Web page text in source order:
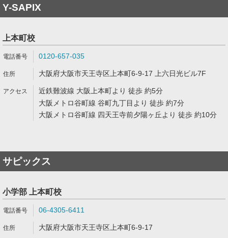
Y-SAPIX
上本町校
0120-657-035
大阪府大阪市天王寺区上本町6-9-17 上六日光ビル7F
近鉄難波線 大阪上本町より 徒歩 約5分
大阪メトロ谷町線 谷町九丁目より 徒歩 約7分
大阪メトロ谷町線 四天王寺前夕陽ヶ丘より 徒歩 約10分
サピックス
小学部 上本町校
06-4305-6411
大阪府大阪市天王寺区上本町6-9-17